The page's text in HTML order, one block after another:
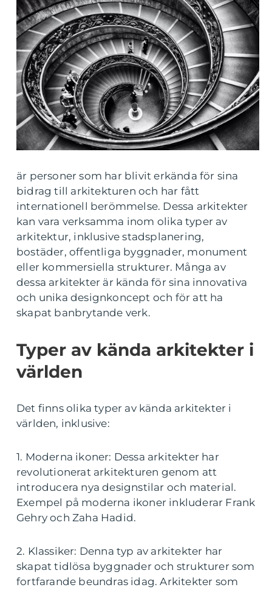
är personer som har blivit erkända för sina
bidrag till arkitekturen och har fått
internationell berömmelse. Dessa arkitekter
kan vara verksamma inom olika typer av
arkitektur, inklusive stadsplanering,
bostäder, offentliga byggnader, monument
eller kommersiella strukturer. Många av
dessa arkitekter är kända för sina innovativa
och unika designkoncept och för att ha
skapat banbrytande verk.
Typer av kända arkitekter i
världen
Det finns olika typer av kända arkitekter i
världen, inklusive:
1. Moderna ikoner: Dessa arkitekter har
revolutionerat arkitekturen genom att
introducera nya designstilar och material.
Exempel på moderna ikoner inkluderar Frank
Gehry och Zaha Hadid.
2. Klassiker: Denna typ av arkitekter har
skapat tidlösa byggnader och strukturer som
fortfarande beundras idag. Arkitekter som